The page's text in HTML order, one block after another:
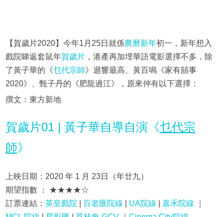
【賀歲片2020】今年1月25日就係農曆新年初一，新年想入
戲院睇返套鼠年賀歲片，港產再加埋華語電影選擇不多，除
了黃子華的《乜代宗師》迴響最高、黃百鳴《家有囍事
2020》、甄子丹的《肥龍過江》，原來仲有以下選擇：
撰文：東方新地
賀歲片01 | 黃子華自導自演《乜代宗
師》
上映日期：2020 年 1 月 23日（年廿九）
期望指數 ： ★★★★☆
訂票連結： 英皇戲院 百老匯院線 UA院線 嘉禾院線